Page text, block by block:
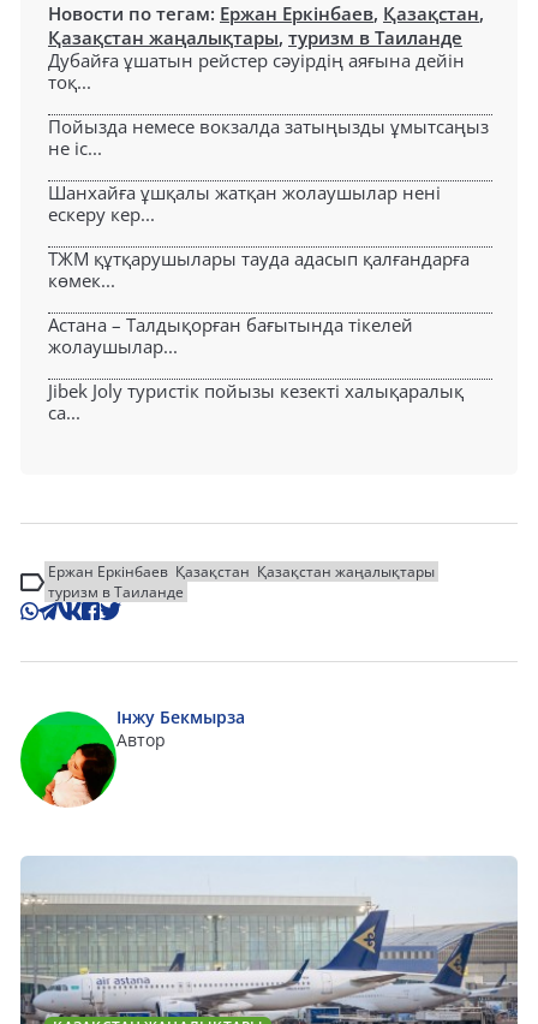
Новости по тегам: Ержан Еркінбаев, Қазақстан,
Қазақстан жаңалықтары, туризм в Таиланде
Дубайға ұшатын рейстер сәуірдің аяғына дейін
тоқ...
Пойызда немесе вокзалда затыңызды ұмытсаңыз
не іс...
Шанхайға ұшқалы жатқан жолаушылар нені
ескеру кер...
ТЖМ құтқарушылары тауда адасып қалғандарға
көмек...
Астана – Талдықорған бағытында тікелей
жолаушылар...
Jibek Joly туристік пойызы кезекті халықаралық
са...
Ержан Еркінбаев Қазақстан Қазақстан жаңалықтары
туризм в Таиланде
Інжу Бекмырза
Автор